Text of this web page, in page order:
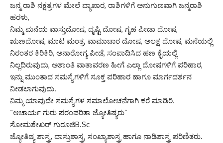
ಜನ್ಮ ರಾಶಿ ನಕ್ಷತ್ರಗಳ ಮೇಲೆ ವ್ಯಾಪಾರ, ರಾಶಿಗಳಿಗೆ ಅನುಗುಣವಾಗಿ ಜನ್ಮರಾಶಿ
ಹರಳು,
ನಿಮ್ಮ ಮನೆಯ ವಾಸ್ತುದೋಷ, ದೃಷ್ಟಿ ದೋಷ, ಗೃಹ ಪೀಡಾ ದೋಷ,
ಋಣದೋಷ, ಮಾಟ ಮಂತ್ರ, ವಾಮಾಚಾರ ದೋಷ, ಅಲಕ್ಷ ದೋಷ, ಮನೆಯಲ್ಲಿ
ನಿರಂತರ ಕಿರಿಕಿರಿ, ಅನಾರೋಗ್ಯ ಪೀಡೆ, ಸಂಪಾದಿಸಿದ ಹಣ ಕೈಯಲ್ಲಿ
ನಿಲ್ಲದಿರುವುದು, ಅಶಾಂತಿ ವಾತಾವರಣ ಹೀಗೆ ಎಲ್ಲಾ ದೋಷಗಳಿಗೆ ಪರಿಹಾರ,
ಇನ್ನು ಮುಂತಾದ ಸಮಸ್ಯೆಗಳಿಗೆ ಸೂಕ್ತ ಪರಿಹಾರ ಹಾಗೂ ಮಾರ್ಗದರ್ಶನ
ನೀಡಲಾಗುವುದು.
ನಿಮ್ಮ ಯಾವುದೇ ಸಮಸ್ಯೆಗಳ ಸಮಾಲೋಚನೆಗಾಗಿ ಕರೆ ಮಾಡಿರಿ.
“ಆಚಾರ್ಯ ಗುರು ಪರಂಪರಿತಾ ಜ್ಯೋತಿಷ್ಯರು”
ಸೋಮಶೇಖರ್ ಗುರೂಜಿB.Sc
ಜ್ಯೋತಿಷ್ಯ ಶಾಸ್ತ್ರ, ವಾಸ್ತುಶಾಸ್ತ್ರ, ಸಂಖ್ಯಾಶಾಸ್ತ್ರ ಹಾಗೂ ನಾಡಿಶಾಸ್ತ್ರ ಪರಿಣಿತರು.